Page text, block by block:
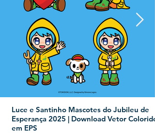
Luce e Santinho Mascotes do Jubileu de
Esperança 2025 | Download Vetor Colorido
em EPS